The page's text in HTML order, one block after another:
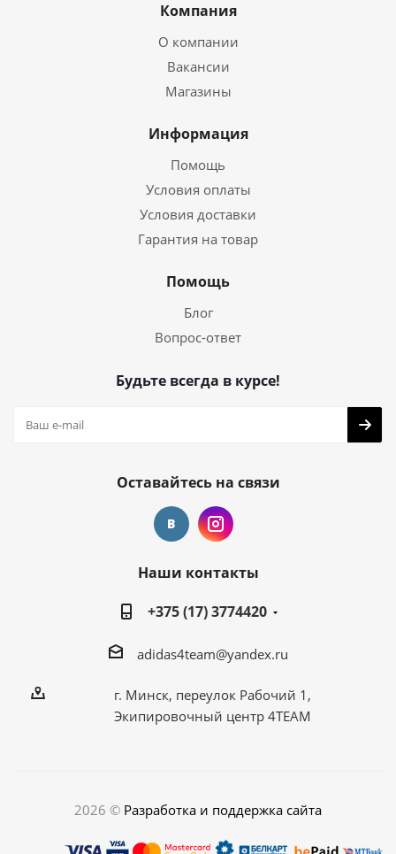
Компания
О компании
Вакансии
Магазины
Информация
Помощь
Условия оплаты
Условия доставки
Гарантия на товар
Помощь
Блог
Вопрос-ответ
Будьте всегда в курсе!
Оставайтесь на связи
Наши контакты
+375 (17) 3774420
adidas4team@yandex.ru
г. Минск, переулок Рабочий 1,
Экипировочный центр 4TEAM
2026 © Разработка и поддержка сайта